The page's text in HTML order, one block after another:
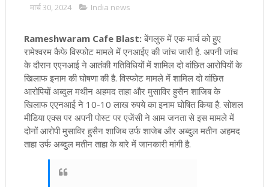
मार्च 30, 2024 India news
Rameshwaram Cafe Blast:बेंगलुरु में एक मार्च को हुए
रामेश्वरम कैफे विस्फोट मामले में एनआईए की जांच जारी है. अपनी जांच
के दौरान एएनआई ने आतंकी गतिविधियों में शामिल दो वांछित आरोपियों के
खिलाफ इनाम की घोषणा की है. विस्फोट मामले में शामिल दो वांछित
आरोपियों अब्दुल मथीन अहमद ताहा और मुसाविर हुसैन शाजिब के
खिलाफ एएनआई ने 10-10 लाख रुपये का इनाम घोषित किया है. सोशल
मीडिया एक्स पर अपनी पोस्ट पर एजेंसी ने आम जनता से इस मामले में
दोनों आरोपी मुसाविर हुसैन शाजिब उर्फ शाजेब और अब्दुल मतीन अहमद
ताहा उर्फ अब्दुल मतीन ताहा के बारे में जानकारी मांगी है.